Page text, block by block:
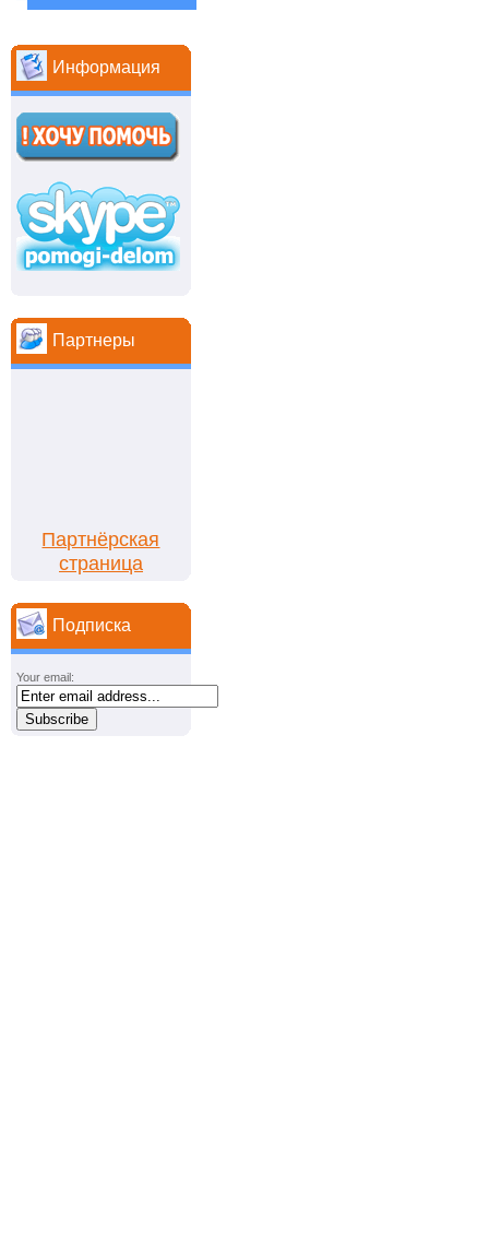
Информация
Партнеры
Партнёрская
страница
Подписка
Your email: